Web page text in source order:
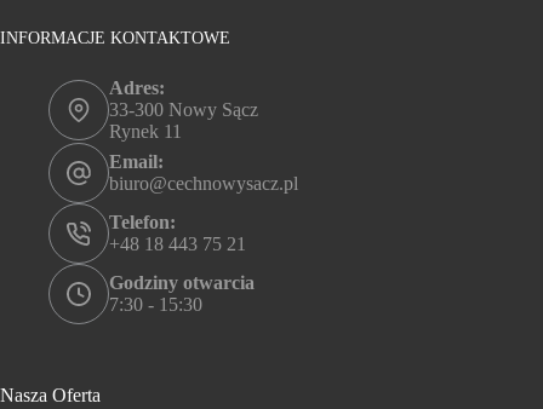
INFORMACJE KONTAKTOWE
Adres:
33-300 Nowy Sącz
Rynek 11
Email:
biuro@cechnowysacz.pl
Telefon:
+48 18 443 75 21
Godziny otwarcia
7:30 - 15:30
Nasza Oferta